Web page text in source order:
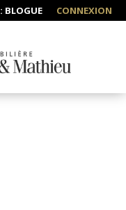
BLOGUE CONNEXION